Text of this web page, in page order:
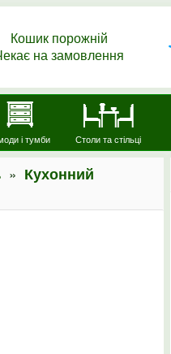
Кошик порожній
на замовлення
і тумби Столи та стільці
» Кухонний